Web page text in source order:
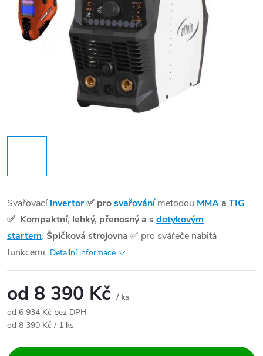
Svařovací invertor✅ prosvařovánímetodou MMAa TIG
✅. Kompaktní, lehký, přenosný a s dotykovým
startem. Špičková strojovna ✅ pro svářeče nabitá
funkcemi. Detailní informace
od 8 390 Kč / ks
od 6 934 Kč bez DPH
Měrná cena:
od 8 390 Kč / 1 ks